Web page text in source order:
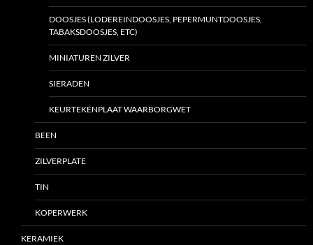
DOOSJES (LODEREINDOOSJES, PEPERMUNTDOOSJES,
TABAKSDOOSJES, ETC)
MINIATUREN ZILVER
SIERADEN
KEURTEKENPLAAT WAARBORGWET
BEEN
ZILVERPLATE
TIN
KOPERWERK
KERAMIEK